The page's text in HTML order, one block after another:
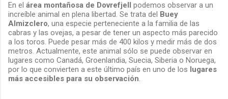
En el área montañosa de Dovrefjell podemos observar a un
increíble animal en plena libertad. Se trata del Buey
Almizclero, una especie perteneciente a la familia de las
cabras y las ovejas, a pesar de tener un aspecto más parecido
a los toros. Puede pesar más de 400 kilos y medir más de dos
metros. Actualmente, este animal sólo se puede observar en
lugares como Canadá, Groenlandia, Suecia, Siberia o Noruega,
por lo que convierten a este último país en uno de los lugares
más accesibles para su observación.